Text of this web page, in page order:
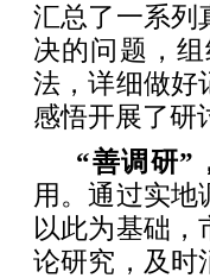
汇总了一系列
决的问题，
法，详细做好
感悟开展了研
“善调研”
用。通过实地
以此为基础
论研究，及时